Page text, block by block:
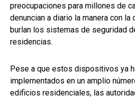
preocupaciones para millones de
denuncian a diario la manera con la
burlan los sistemas de seguridad
residencias.
Pese a que estos dispositivos ya
implementados en un amplio
edificios residenciales, las